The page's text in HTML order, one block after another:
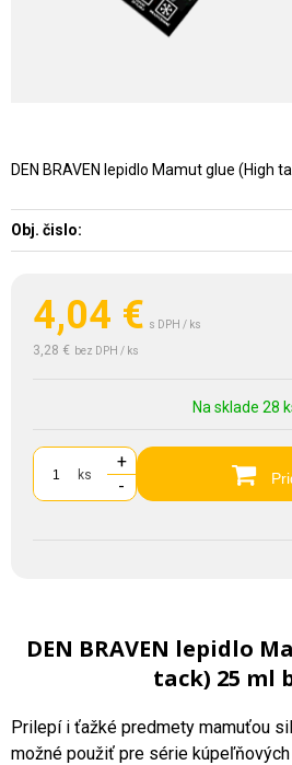
4,04 € s DPH / ks
3,28 € bez DPH / ks
Na sklade 28
ks
+
-
DEN BRAVEN lepidlo Mamut glue (High
Obj. čislo:
DEN BRAVEN lepidlo
tack) 25 ml
Prilepí i ťažké predmety mamuťou
možné použiť pre série